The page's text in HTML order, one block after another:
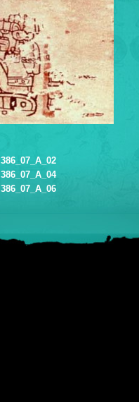
386_07_A_02
386_07_A_04
386_07_A_06